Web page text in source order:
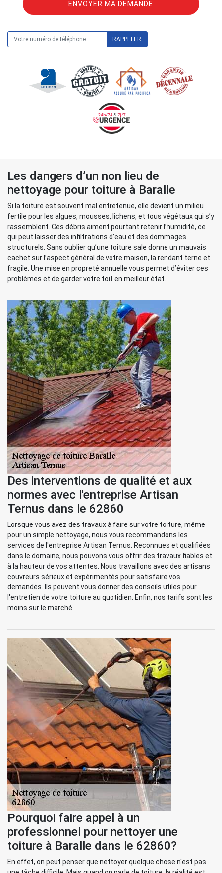
Les dangers d’un non lieu de
nettoyage pour toiture à Baralle
Si la toiture est souvent mal entretenue, elle devient un milieu
fertile pour les algues, mousses, lichens, et tous végétaux qui s’y
rassemblent. Ces débris aiment pourtant retenir l’humidité, ce
qui peut laisser des infiltrations d’eau et des dommages
structurels. Sans oublier qu’une toiture sale donne un mauvais
cachet sur l’aspect général de votre maison, la rendant terne et
fragile. Une mise en propreté annuelle vous permet d’éviter ces
problèmes et de garder votre toit en meilleur état.
Des interventions de qualité et aux
normes avec l'entreprise Artisan
Ternus dans le 62860
Lorsque vous avez des travaux à faire sur votre toiture, même
pour un simple nettoyage, nous vous recommandons les
services de l'entreprise Artisan Ternus. Reconnues et qualifiées
dans le domaine, nous pouvons vous offrir des travaux fiables et
à la hauteur de vos attentes. Nous travaillons avec des artisans
couvreurs sérieux et expérimentés pour satisfaire vos
demandes. Ils peuvent vous donner des conseils utiles pour
l'entretien de votre toiture au quotidien. Enfin, nos tarifs sont les
moins sur le marché.
Pourquoi faire appel à un
professionnel pour nettoyer une
toiture à Baralle dans le 62860?
En effet, on peut penser que nettoyer quelque chose n'est pas